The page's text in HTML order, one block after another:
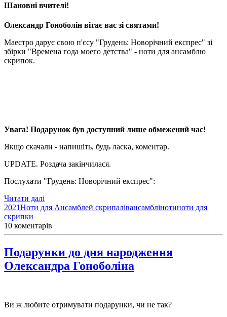
Шановні вчителі!
Олександр Гоноболін вітає вас зі святами!
Маестро дарує свою п'єсу "Грудень: Новорічний експрес" зі
збірки "Времена года моего детства" - ноти для ансамблю
скрипок.
Увага! Подарунок був доступний лише обмежений час!
Якщо скачали - напишіть, будь ласка, коментар.
UPDATE. Роздача закінчилася.
Послухати "Грудень: Новорічний експрес":
Читати далі
2021Ноти для Ансамблей скрипалівансамблінотиноти для
скрипки
10 коментарів
Подарунки до дня народження
Олександра Гоноболіна
Ви ж любите отримувати подарунки, чи не так?